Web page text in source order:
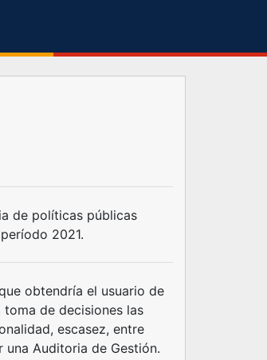
de políticas públicas
2021.
obtendría el usuario de
de decisiones las
escasez, entre
Auditoria de Gestión.